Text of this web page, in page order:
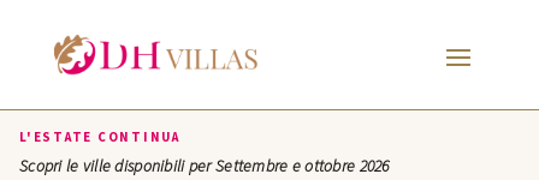
L'ESTATE CONTINUA
Scopri le ville disponibili per Settembre e ottobre 2026